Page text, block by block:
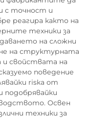
с точност и
реагира както на
техники за
на сложни
на структурната
свойствата на
поведение
risка от
Освен
техники за